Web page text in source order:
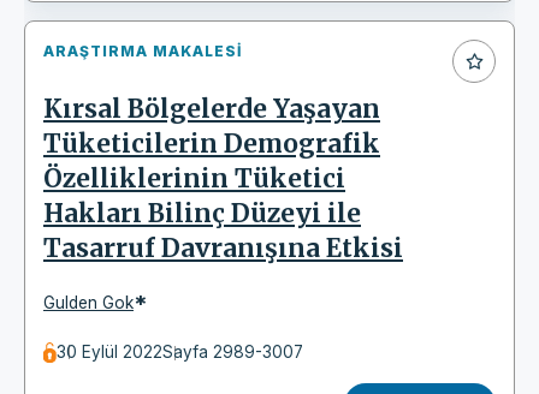
ARAŞTIRMA MAKALESI
Kırsal Bölgelerde Yaşayan
Tüketicilerin Demografik
Özelliklerinin Tüketici
Hakları Bilinç Düzeyi ile
Tasarruf Davranışına Etkisi
Gulden Gok*
30 Eylül 2022Sayfa 2989-3007